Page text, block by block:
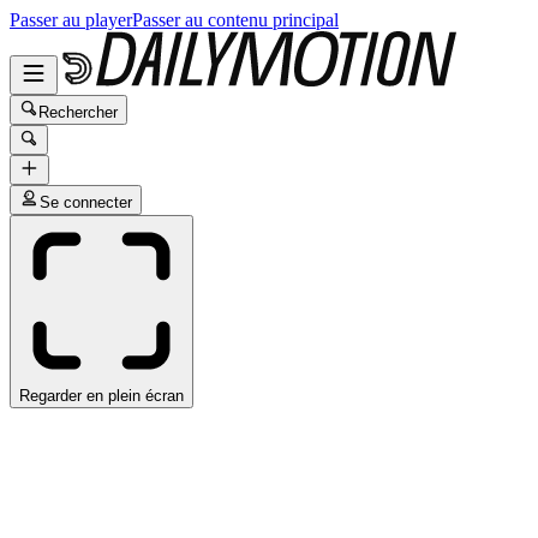
Passer au playerPasser au contenu principal
Rechercher
Se connecter
Regarder en plein écran